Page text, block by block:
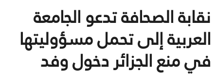
نقابة الصحافة تدعو الجامعة
العربية إلى تحمل مسؤوليتها
في منع الجزائر دخول وفد